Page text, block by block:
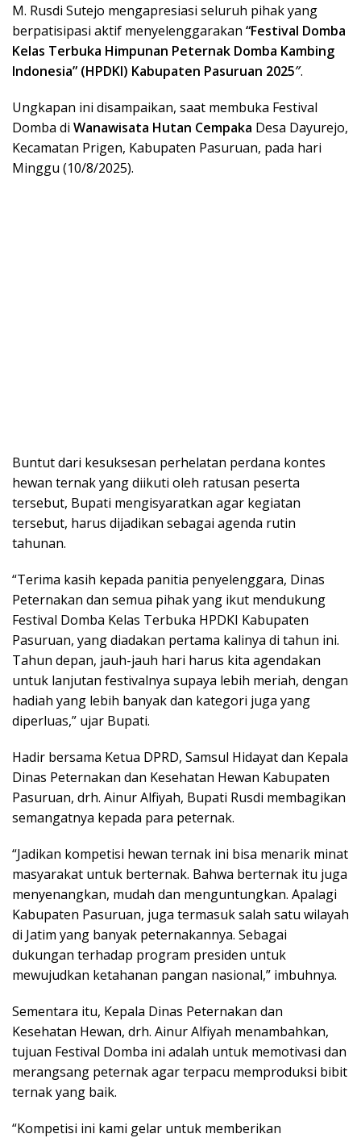
M. Rusdi Sutejo mengapresiasi seluruh pihak yang
berpatisipasi aktif menyelenggarakan “Festival Domba
Kelas Terbuka Himpunan Peternak Domba Kambing
Indonesia” (HPDKI) Kabupaten Pasuruan 2025″.
Ungkapan ini disampaikan, saat membuka Festival
Domba di Wanawisata Hutan Cempaka Desa Dayurejo,
Kecamatan Prigen, Kabupaten Pasuruan, pada hari
Minggu (10/8/2025).
Buntut dari kesuksesan perhelatan perdana kontes
hewan ternak yang diikuti oleh ratusan peserta
tersebut, Bupati mengisyaratkan agar kegiatan
tersebut, harus dijadikan sebagai agenda rutin
tahunan.
“Terima kasih kepada panitia penyelenggara, Dinas
Peternakan dan semua pihak yang ikut mendukung
Festival Domba Kelas Terbuka HPDKI Kabupaten
Pasuruan, yang diadakan pertama kalinya di tahun ini.
Tahun depan, jauh-jauh hari harus kita agendakan
untuk lanjutan festivalnya supaya lebih meriah, dengan
hadiah yang lebih banyak dan kategori juga yang
diperluas,” ujar Bupati.
Hadir bersama Ketua DPRD, Samsul Hidayat dan Kepala
Dinas Peternakan dan Kesehatan Hewan Kabupaten
Pasuruan, drh. Ainur Alfiyah, Bupati Rusdi membagikan
semangatnya kepada para peternak.
“Jadikan kompetisi hewan ternak ini bisa menarik minat
masyarakat untuk berternak. Bahwa berternak itu juga
menyenangkan, mudah dan menguntungkan. Apalagi
Kabupaten Pasuruan, juga termasuk salah satu wilayah
di Jatim yang banyak peternakannya. Sebagai
dukungan terhadap program presiden untuk
mewujudkan ketahanan pangan nasional,” imbuhnya.
Sementara itu, Kepala Dinas Peternakan dan
Kesehatan Hewan, drh. Ainur Alfiyah menambahkan,
tujuan Festival Domba ini adalah untuk memotivasi dan
merangsang peternak agar terpacu memproduksi bibit
ternak yang baik.
“Kompetisi ini kami gelar untuk memberikan